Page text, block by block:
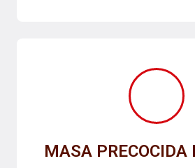
MASA PRECOCIDA